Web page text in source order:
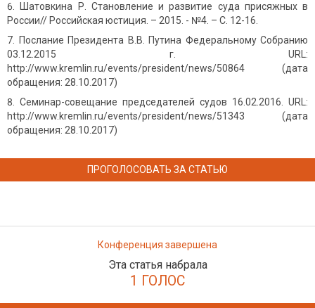
Шатовкина Р. Становление и развитие суда присяжных в
России// Российская юстиция. – 2015. - №4. – С. 12-16.
Послание Президента В.В. Путина Федеральному Собранию
03.12.2015 г. URL:
http://www.kremlin.ru/events/president/news/50864 (дата
обращения: 28.10.2017)
Семинар-совещание председателей судов 16.02.2016. URL:
http://www.kremlin.ru/events/president/news/51343 (дата
обращения: 28.10.2017)
ПРОГОЛОСОВАТЬ ЗА СТАТЬЮ
Конференция завершена
Эта статья набрала
1 ГОЛОС